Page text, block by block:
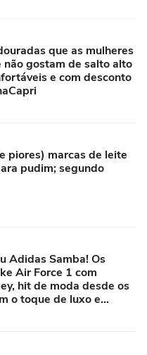
que as mulheres
não gostam de salto alto
e com desconto
piores) marcas de leite
pudim; segundo
Adidas Samba! Os
Air Force 1 com
hit de moda desde os
o toque de luxo e